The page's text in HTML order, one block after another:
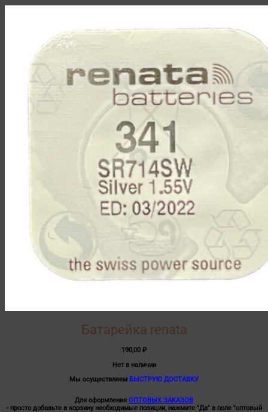
Батарейка renata
190,00 ₽
Нет в наличии
Мы осуществляем БЫСТРУЮ ДОСТАВКУ
Для оформления ОПТОВЫХ ЗАКАЗОВ
- просто добавьте в корзину необходимые позиции, нажмите "Да" в поле "оптовый